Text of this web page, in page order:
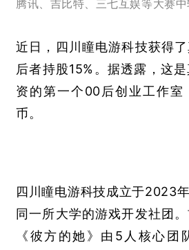
腾讯、吉比特、三七互娱等大赛中
近日，四川瞳电游科技获得了
后者持股15%。据透露，这
资的第一个00后创业工作室
币。
四川瞳电游科技成立于2023
同一所大学的游戏开发社团
《彼方的她》由5人核心团